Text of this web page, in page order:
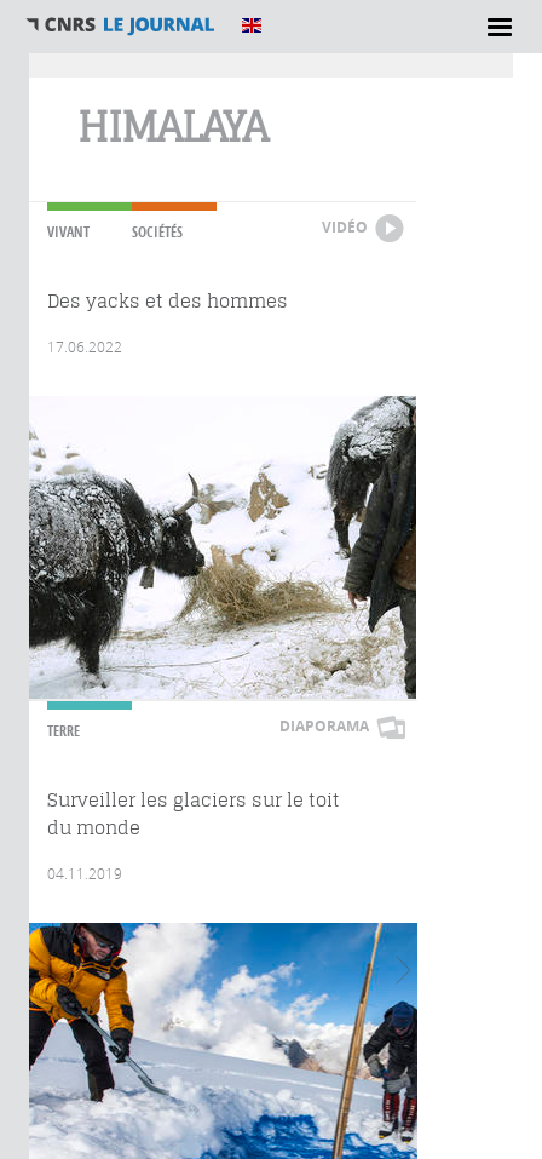
HIMALAYA
VIVANT SOCIÉTÉS VIDÉO
Des yacks et des hommes
17.06.2022
TERRE DIAPORAMA
Surveiller les glaciers sur le toit
du monde
04.11.2019